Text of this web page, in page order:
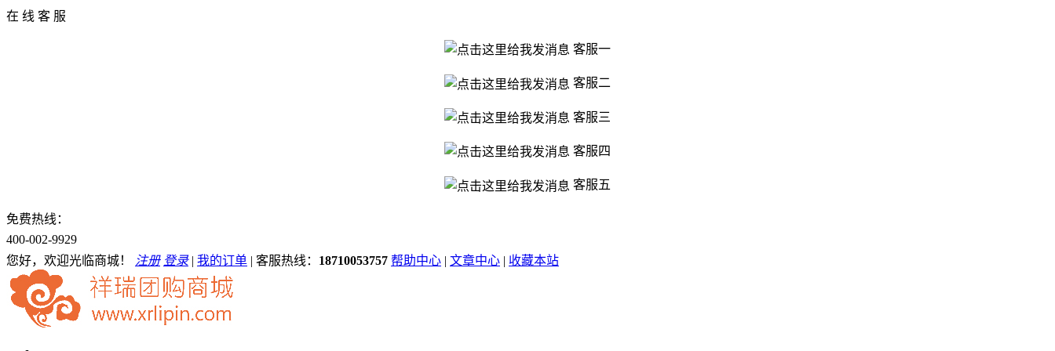
在 线 客 服
客服一
客服二
客服三
客服四
客服五
免费热线：
400-002-9929
您好，欢迎光临商城！
注册 登录 | 我的订单 | 客服热线： 18710053757 帮助中心 | 文章中心 | 收藏本站